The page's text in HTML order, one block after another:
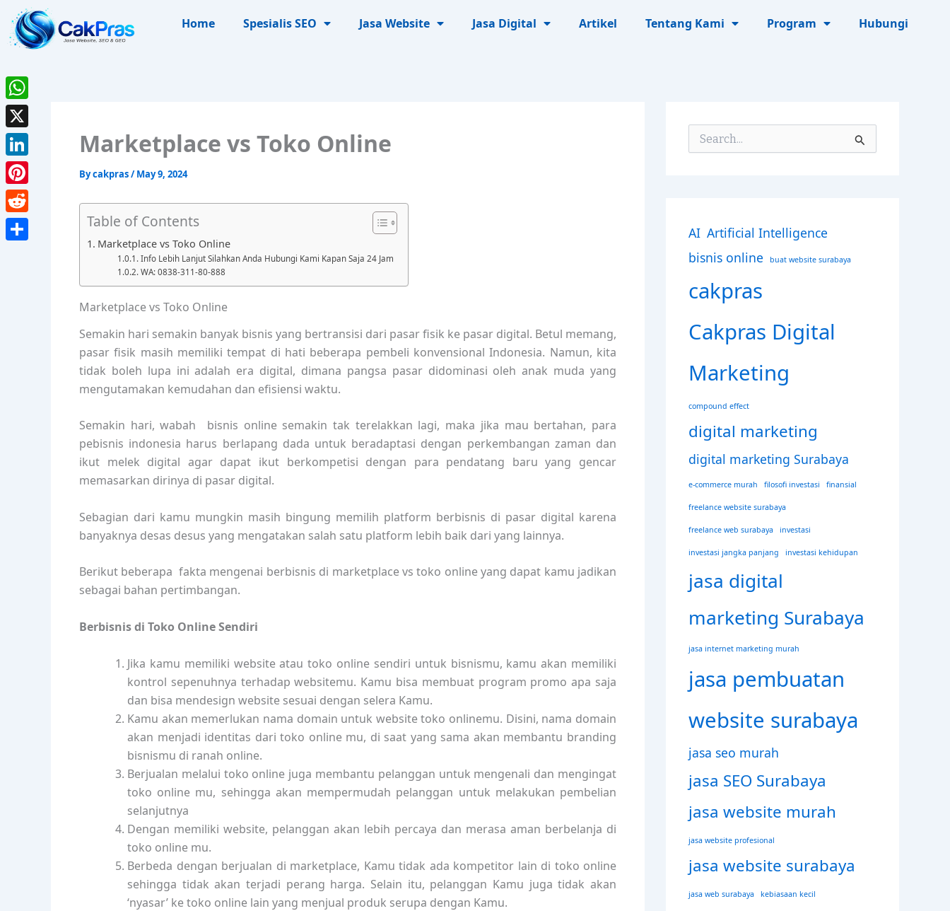
Skip
content
Home Spesialis SEO Jasa Website Jasa Digital Artikel Tentang Kami Program Hubungi
Marketplace vs Toko Online
Bycakpras/May 9, 2024
Table of Contents
Marketplace vs Toko Online
Info Lebih Lanjut Silahkan Anda Hubungi Kami Kapan Saja 24 Jam
WA: 0838-311-80-888
Marketplace vs Toko Online
Semakin hari semakin banyak bisnis yang bertransisi dari pasar fisik ke pasar digital. Betul memang,
pasar fisik masih memiliki tempat di hati beberapa pembeli konvensional Indonesia. Namun, kita
tidak boleh lupa ini adalah era digital, dimana pangsa pasar didominasi oleh anak muda yang
mengutamakan kemudahan dan efisiensi waktu.
Semakin hari, wabah bisnis online semakin tak terelakkan lagi, maka jika mau bertahan, para
pebisnis indonesia harus berlapang dada untuk beradaptasi dengan perkembangan zaman dan
ikut melek digital agar dapat ikut berkompetisi dengan para pendatang baru yang gencar
memasarkan dirinya di pasar digital.
Sebagian dari kamu mungkin masih bingung memilih platform berbisnis di pasar digital karena
banyaknya desas desus yang mengatakan salah satu platform lebih baik dari yang lainnya.
Berikut beberapa fakta mengenai berbisnis di marketplace vs toko online yang dapat kamu jadikan
sebagai bahan pertimbangan.
Berbisnis di Toko Online Sendiri
Jika kamu memiliki website atau toko online sendiri untuk bisnismu, kamu akan memiliki
kontrol sepenuhnya terhadap websitemu. Kamu bisa membuat program promo apa saja
dan bisa mendesign website sesuai dengan selera Kamu.
Kamu akan memerlukan nama domain untuk website toko onlinemu. Disini, nama domain
akan menjadi identitas dari toko online mu, di saat yang sama akan membantu branding
bisnismu di ranah online.
Berjualan melalui toko online juga membantu pelanggan untuk mengenali dan mengingat
toko online mu, sehingga akan mempermudah pelanggan untuk melakukan pembelian
selanjutnya
Dengan memiliki website, pelanggan akan lebih percaya dan merasa aman berbelanja di
toko online mu.
Berbeda dengan berjualan di marketplace, Kamu tidak ada kompetitor lain di toko online
sehingga tidak akan terjadi perang harga. Selain itu, pelanggan Kamu juga tidak akan
‘nyasar’ ke toko online lain yang menjual produk serupa dengan Kamu.
e
o
r
:
AI Artificial Intelligence
bisnis online
buat website surabaya
cakpras
Cakpras Digital
Marketing
compound effect
digital marketing
digital marketing Surabaya
e-commerce murah filosofi investasi finansial
freelance website surabaya
freelance web surabaya investasi
investasi jangka panjang investasi kehidupan
jasa digital
marketing Surabaya
jasa internet marketing murah
jasa pembuatan
website surabaya
jasa seo murah
jasa SEO Surabaya
jasa website murah
jasa website profesional
jasa website surabaya
jasa web surabaya kebiasaan kecil
WhatsApp
X
LinkedIn
Pinterest
Reddit